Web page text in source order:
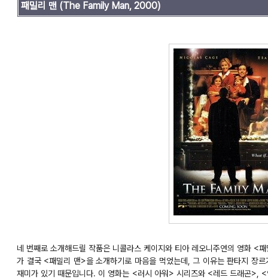
패밀리 맨 (The Family Man, 2000)
네 번째로 소개해드릴 작품은 니콜라스 케이지와 티아 레오니주연의 영화 <
가 결국 <패밀리 맨>을 소개하기로 마음을 먹었는데, 그 이유는 판타지 장
재미가 있기 때문입니다. 이 영화는 <러시 아워> 시리즈와 <레드 드래곤>,